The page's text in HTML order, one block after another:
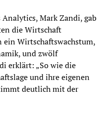
Mark Zandi, gab
die Wirtschaft
ein Wirtschaftswachstum,
und zwölf
erklärt: „So wie die
und ihre eigenen
deutlich mit der